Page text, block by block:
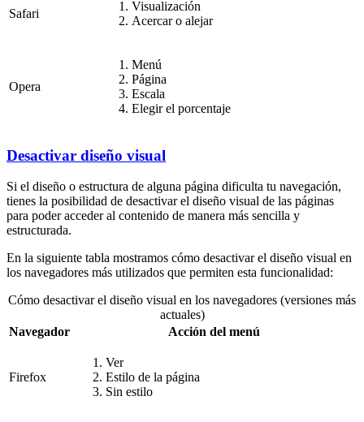
Safari
Visualización
Acercar o alejar
Opera
Menú
Página
Escala
Elegir el porcentaje
Desactivar diseño visual
Si el diseño o estructura de alguna página dificulta tu navegación,
tienes la posibilidad de desactivar el diseño visual de las páginas
para poder acceder al contenido de manera más sencilla y
estructurada.
En la siguiente tabla mostramos cómo desactivar el diseño visual en
los navegadores más utilizados que permiten esta funcionalidad:
Cómo desactivar el diseño visual en los navegadores (versiones más
actuales)
Navegador
Acción del menú
Firefox
Ver
Estilo de la página
Sin estilo